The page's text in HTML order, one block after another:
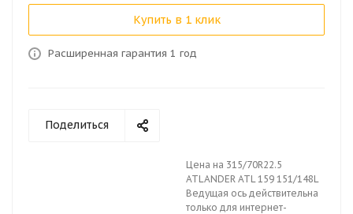
Купить в 1 клик
Расширенная гарантия 1 год
Поделиться
Цена на 315/70R22.5
ATLANDER ATL 159 151/148L
Ведущая ось действительна
только для интернет-